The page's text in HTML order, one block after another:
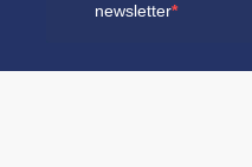
newsletter